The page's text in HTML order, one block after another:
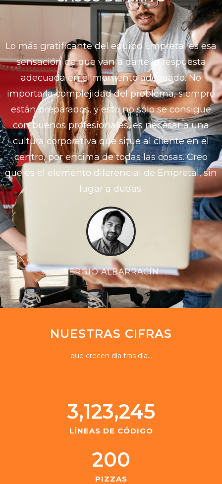
Lo más gratificante del equipo Empretal es esa
sensación de que van a darte la respuesta
adecuada en el momento adecuado. No
importa la complejidad del problema, siempre
están preparados, y esto no sólo se consigue
con buenos profesionales, es necesaria una
cultura corporativa que situe al cliente en el
centro, por encima de todas las cosas. Creo
que es el elemento diferencial de Empretal, sin
lugar a dudas.
SERGIO ALBARRACÍN
-
NUESTRAS CIFRAS
que crecen día tras día…
LÍNEAS DE CÓDIGO
3,123,245
PIZZAS
200